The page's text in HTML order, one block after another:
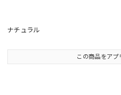
ナチュラル
この商品をアプ